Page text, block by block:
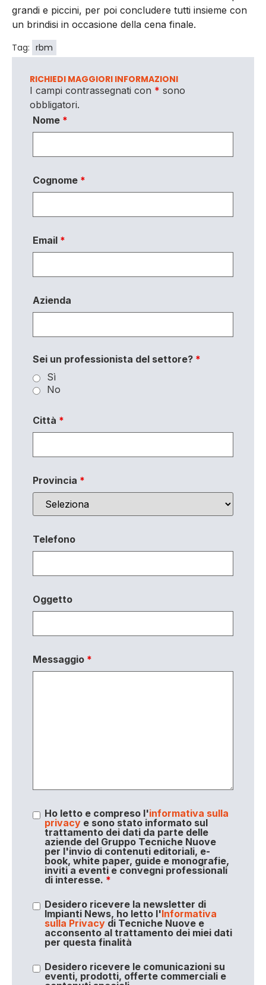
grandi e piccini, per poi concludere tutti insieme con
un brindisi in occasione della cena finale.
Tag: rbm
RICHIEDI MAGGIORI INFORMAZIONI
I campi contrassegnati con * sono
obbligatori.
Nome *
Cognome *
Email *
Azienda
Sei un professionista del settore? *
Sì
No
Città *
Provincia *
Telefono
Oggetto
Messaggio *
Ho letto e compreso l'informativa sulla
privacye sono stato informato sul
trattamento dei dati da parte delle
aziende del Gruppo Tecniche Nuove
per l'invio di contenuti editoriali, e-
book, white paper, guide e monografie,
inviti a eventi e convegni professionali
di interesse. *
Desidero ricevere la newsletter di
Impianti News, ho letto l'Informativa
sulla Privacydi Tecniche Nuove e
acconsento al trattamento dei miei dati
per questa finalità
Desidero ricevere le comunicazioni su
eventi, prodotti, offerte commerciali e